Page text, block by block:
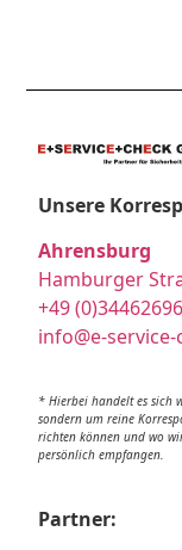
Unsere
Ahrensburg
Hamburger
+49
info@e-
* Hierbei handelt es sich
sondern um reine
richten können und wo
persönlich empfangen.
Partner: